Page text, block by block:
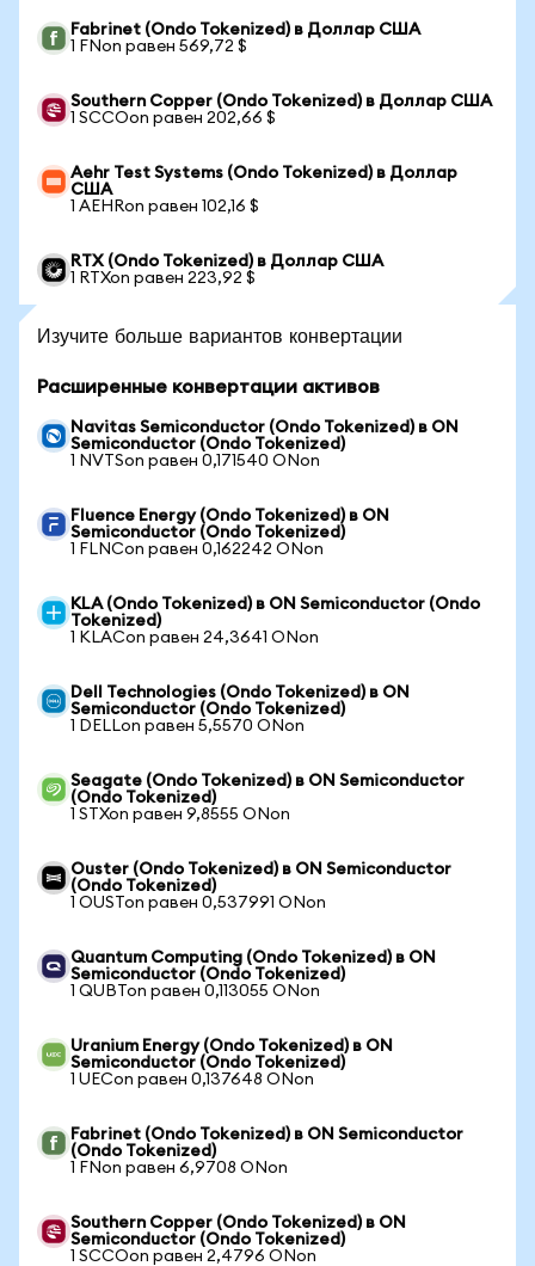
Fabrinet (Ondo Tokenized) в Доллар США
1 FNon равен 569,72 $
Southern Copper (Ondo Tokenized) в Доллар США
1 SCCOon равен 202,66 $
Aehr Test Systems (Ondo Tokenized) в Доллар
США
1 AEHRon равен 102,16 $
RTX (Ondo Tokenized) в Доллар США
1 RTXon равен 223,92 $
Изучите больше вариантов конвертации
Расширенные конвертации активов
Navitas Semiconductor (Ondo Tokenized) в ON
Semiconductor (Ondo Tokenized)
1 NVTSon равен 0,171540 ONon
Fluence Energy (Ondo Tokenized) в ON
Semiconductor (Ondo Tokenized)
1 FLNCon равен 0,162242 ONon
KLA (Ondo Tokenized) в ON Semiconductor (Ondo
Tokenized)
1 KLACon равен 24,3641 ONon
Dell Technologies (Ondo Tokenized) в ON
Semiconductor (Ondo Tokenized)
1 DELLon равен 5,5570 ONon
Seagate (Ondo Tokenized) в ON Semiconductor
(Ondo Tokenized)
1 STXon равен 9,8555 ONon
Ouster (Ondo Tokenized) в ON Semiconductor
(Ondo Tokenized)
1 OUSTon равен 0,537991 ONon
Quantum Computing (Ondo Tokenized) в ON
Semiconductor (Ondo Tokenized)
1 QUBTon равен 0,113055 ONon
Uranium Energy (Ondo Tokenized) в ON
Semiconductor (Ondo Tokenized)
1 UECon равен 0,137648 ONon
Fabrinet (Ondo Tokenized) в ON Semiconductor
(Ondo Tokenized)
1 FNon равен 6,9708 ONon
Southern Copper (Ondo Tokenized) в ON
Semiconductor (Ondo Tokenized)
1 SCCOon равен 2,4796 ONon